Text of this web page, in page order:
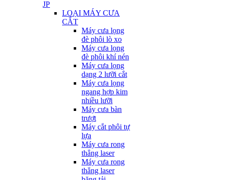
JP
LOẠI MÁY CƯA
CẮT
Máy cưa lọng
đè phôi lò xo
Máy cưa lọng
đè phôi khí nén
Máy cưa lọng
dạng 2 lưỡi cắt
Máy cưa lọng
ngang hợp kim
nhiều lưỡi
Máy cưa bàn
trượt
Máy cắt phôi tự
lựa
Máy cưa rong
thẳng laser
Máy cưa rong
thẳng laser